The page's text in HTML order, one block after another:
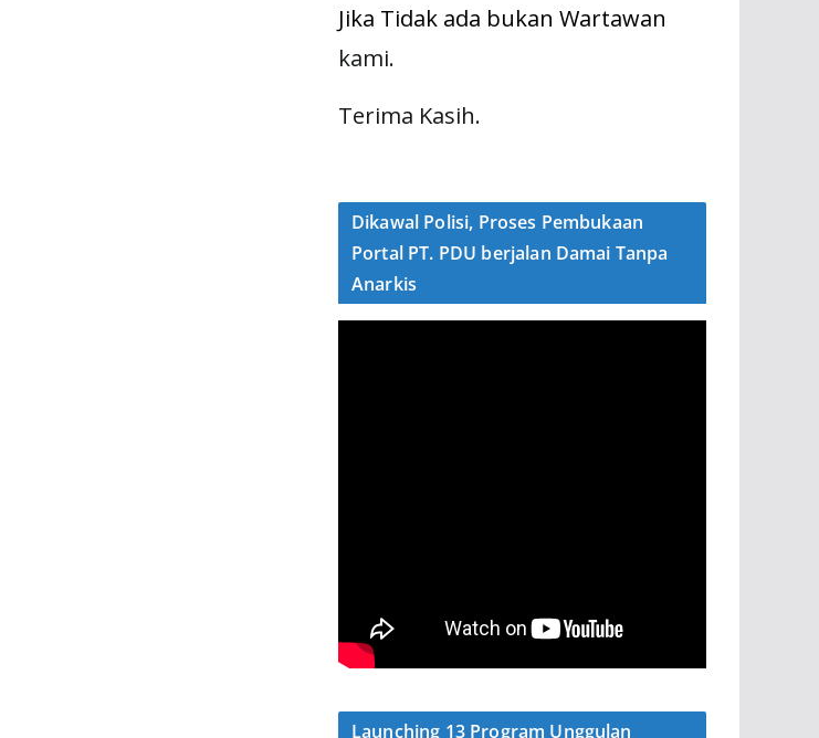
Jika Tidak ada bukan Wartawan
kami.
Terima Kasih.
Dikawal Polisi, Proses Pembukaan
Portal PT. PDU berjalan Damai Tanpa
Anarkis
Launching 13 Program Unggulan